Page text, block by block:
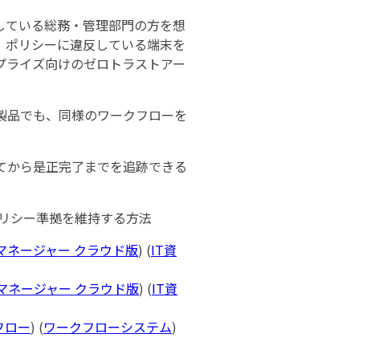
いる総務・管理部門の方を想
リシーに違反している端末を
イズ向けのゼロトラストアー
でも、同様のワークフローを
ら是正完了までを追跡できる
シー準拠を維持する方法
ネージャー クラウド版) (IT資
ネージャー クラウド版) (IT資
ー) (ワークフローシステム)